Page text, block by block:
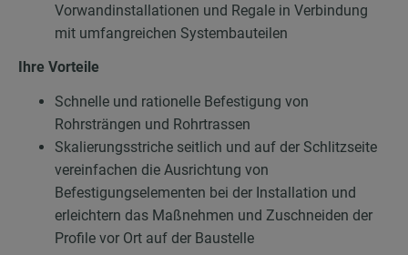
Vorwandinstallationen und Regale in Verbindung
mit umfangreichen Systembauteilen
Ihre Vorteile
Schnelle und rationelle Befestigung von
Rohrsträngen und Rohrtrassen
Skalierungsstriche seitlich und auf der Schlitzseite
vereinfachen die Ausrichtung von
Befestigungselementen bei der Installation und
erleichtern das Maßnehmen und Zuschneiden der
Profile vor Ort auf der Baustelle